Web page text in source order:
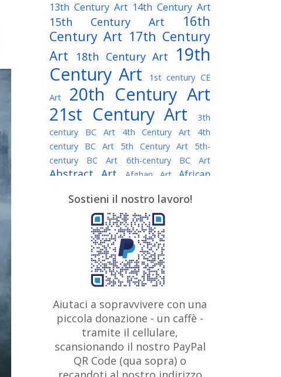
13th Century Art 14th Century Art
15th Century Art
16th
Century Art 17th Century
Art
18th Century Art
19th
Century Art
1st century CE
Art
20th Century Art
21st Century Art
3th
century BC Art
4th Century Art
4th
century BC Art
5th Century Art
5th-
century BC Art
6th-century BC Art
Abstract Art Afghan Art
African
Algerian painter American Art
Argentine Art Armenian painter
Art history Art Institute of Chicago
Art Quotes - Literature
Australian Art Austrian Art
Austro-Hungarian Art Awarded
Artist
Baroque Art
Belarusian
Art Belgian Art Bohemian Art Bolivian
Bosnian Art Brazilian Art British
Art British Museum Brooklyn Museum
Bulgarian Art Burmese Art Canadian
Art
Caravaggio
Chilean Art
Sostieni il nostro lavoro!
Aiutaci a sopravvivere con una
piccola donazione - un caffè -
tramite il cellulare,
scansionando il nostro PayPal
QR Code (qua sopra) o